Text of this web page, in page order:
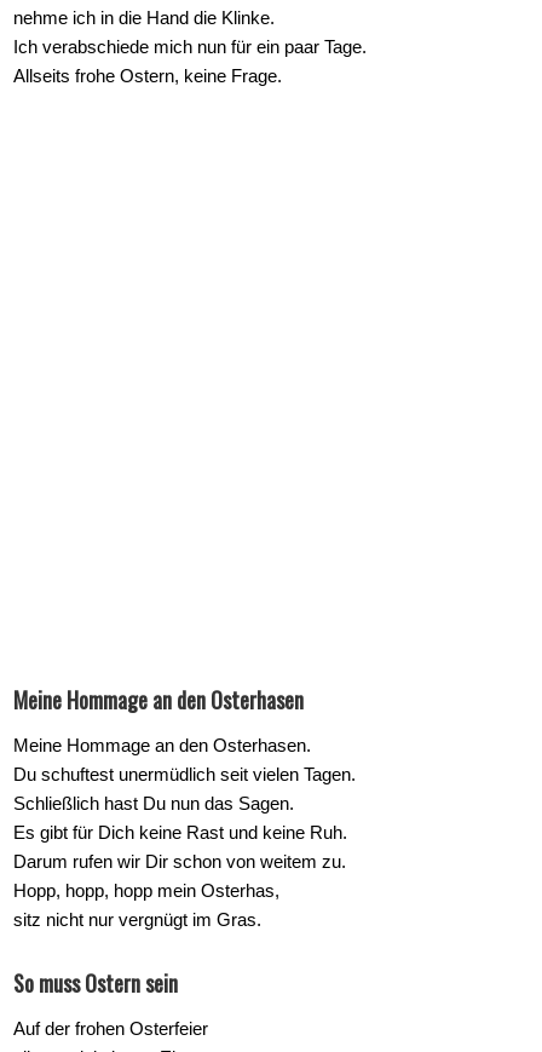
nehme ich in die Hand die Klinke.
Ich verabschiede mich nun für ein paar Tage.
Allseits frohe Ostern, keine Frage.
Meine Hommage an den Osterhasen
Meine Hommage an den Osterhasen.
Du schuftest unermüdlich seit vielen Tagen.
Schließlich hast Du nun das Sagen.
Es gibt für Dich keine Rast und keine Ruh.
Darum rufen wir Dir schon von weitem zu.
Hopp, hopp, hopp mein Osterhas,
sitz nicht nur vergnügt im Gras.
So muss Ostern sein
Auf der frohen Osterfeier